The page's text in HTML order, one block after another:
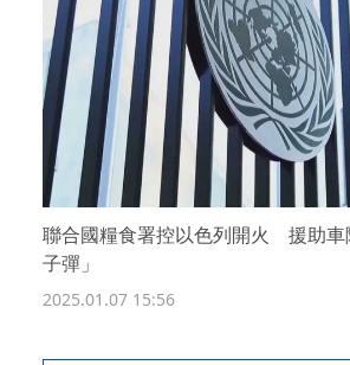
聯合國糧食署控以色列開火 援助車
子彈」
2025.01.07 15:56